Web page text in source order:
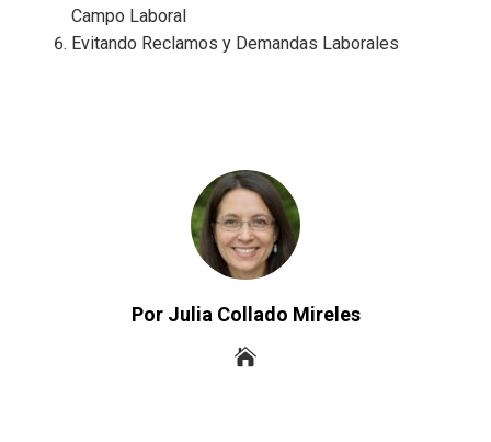
Campo Laboral
Evitando Reclamos y Demandas Laborales
Por Julia Collado Mireles